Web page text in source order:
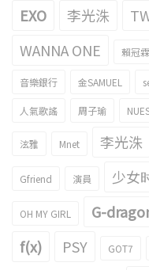
EXO 李光洙
WANNA ONE 賴冠霖
音樂銀行 金SAMUEL
人氣歌謠 周子瑜
泫雅 Mnet 李光洙
Gfriend 演員 少女
OH MY GIRL G-
f(x) PSY GOT7